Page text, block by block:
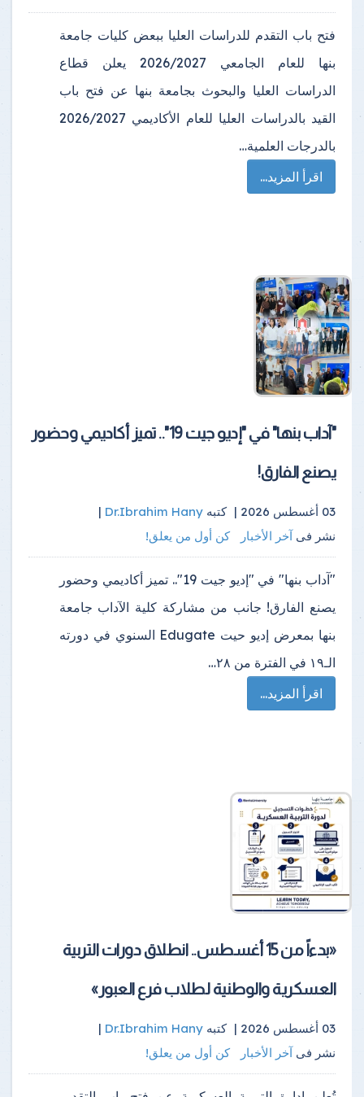
فتح باب التقدم للدراسات العليا ببعض كليات جامعة
بنها للعام الجامعي 2026/2027 يعلن قطاع
الدراسات العليا والبحوث بجامعة بنها عن فتح باب
القيد بالدراسات العليا للعام الأكاديمي 2026/2027
بالدرجات العلمية…
اقرأ المزيد...
​"آداب بنها" في "إديو جيت 19".. تميز أكاديمي وحضور
يصنع الفارق!
03 أغسطس 2026 | كتبه Dr.Ibrahim Hany
|
نشر فى آخر الأخبار كن أول من يعلق!
​"آداب بنها" في "إديو جيت 19".. تميز أكاديمي وحضور
يصنع الفارق! جانب من مشاركة كلية الآداب جامعة
بنها بمعرض إديو حيت Edugate السنوي في دورته
الـ١٩ في الفترة من ٢٨…
اقرأ المزيد...
«بدءاً من 15 أغسطس.. انطلاق دورات التربية
العسكرية والوطنية لطلاب فرع العبور»
03 أغسطس 2026 | كتبه Dr.Ibrahim Hany
|
نشر فى آخر الأخبار كن أول من يعلق!